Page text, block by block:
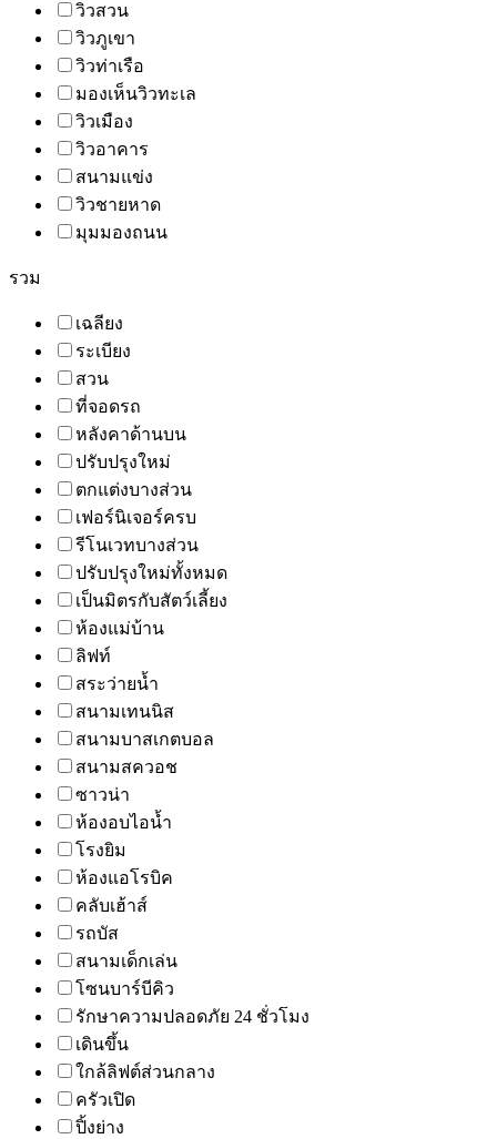
วิวสวน
วิวภูเขา
วิวท่าเรือ
มองเห็นวิวทะเล
วิวเมือง
วิวอาคาร
สนามแข่ง
วิวชายหาด
มุมมองถนน
รวม
เฉลียง
ระเบียง
สวน
ที่จอดรถ
หลังคาด้านบน
ปรับปรุงใหม่
ตกแต่งบางส่วน
เฟอร์นิเจอร์ครบ
รีโนเวทบางส่วน
ปรับปรุงใหม่ทั้งหมด
เป็นมิตรกับสัตว์เลี้ยง
ห้องแม่บ้าน
ลิฟท์
สระว่ายน้ำ
สนามเทนนิส
สนามบาสเกตบอล
สนามสควอช
ซาวน่า
ห้องอบไอน้ำ
โรงยิม
ห้องแอโรบิค
คลับเฮ้าส์
รถบัส
สนามเด็กเล่น
โซนบาร์บีคิว
รักษาความปลอดภัย 24 ชั่วโมง
เดินขึ้น
ใกล้ลิฟต์ส่วนกลาง
ครัวเปิด
ปิ้งย่าง